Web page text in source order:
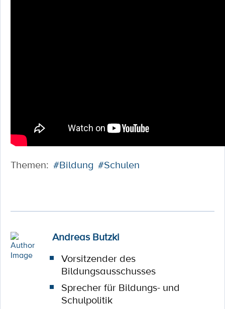
Themen: #Bildung #Schulen
Andreas Butzki
Vorsitzender des
Bildungsausschusses
Sprecher für Bildungs- und
Schulpolitik